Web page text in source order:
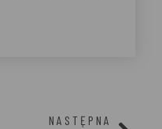
NASTĘPNA